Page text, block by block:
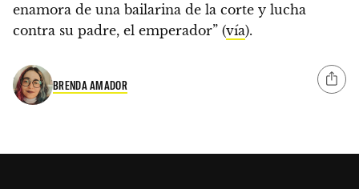
enamora de una bailarina de la corte y lucha
contra su padre, el emperador” (vía).
BRENDA AMADOR